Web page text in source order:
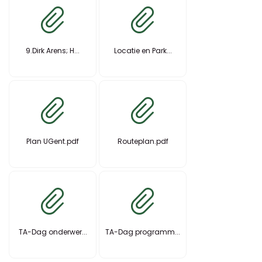
9.Dirk Arens; H... Locatie en Park...
Plan UGent.pdf Routeplan.pdf
TA-Dag onderwer... TA-Dag programm...